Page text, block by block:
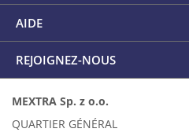
AIDE
REJOIGNEZ-NOUS
MEXTRA Sp. z o.o.
QUARTIER GÉNÉRAL